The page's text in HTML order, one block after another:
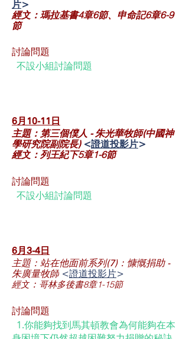
片>
經文 ： 瑪拉基書4章6節、申命記6章6-9
節
討論問題
不設小組討論問題
6月10-11 日
主題：第三個僕人 - 朱光華牧師(中國神
學研究院副院長) <證道投影片>
經文 ： 列王紀下5章1-6節
討論問題
不設小組討論問題
6月3-4 日
主題：站在他面前系列(7)：慷慨捐助 -
朱廣量牧師 <證道投影片>
經文 ： 哥林多後書8章1-15節
討論問題
1.你能夠找到馬其頓教會為何能夠在本